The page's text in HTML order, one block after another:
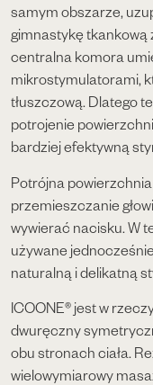
samym obszarze,
gimnastykę tkankową
centralna komora
mikrostymulatorami,
tłuszczową. Dlatego
potrojenie
bardziej efektywną
Potrójna
przemieszczanie
wywierać nacisku. W
używane
naturalną i delikatną
ICOONE® jest w
dwuręczny
obu stronach ciała.
wielowymiarowy